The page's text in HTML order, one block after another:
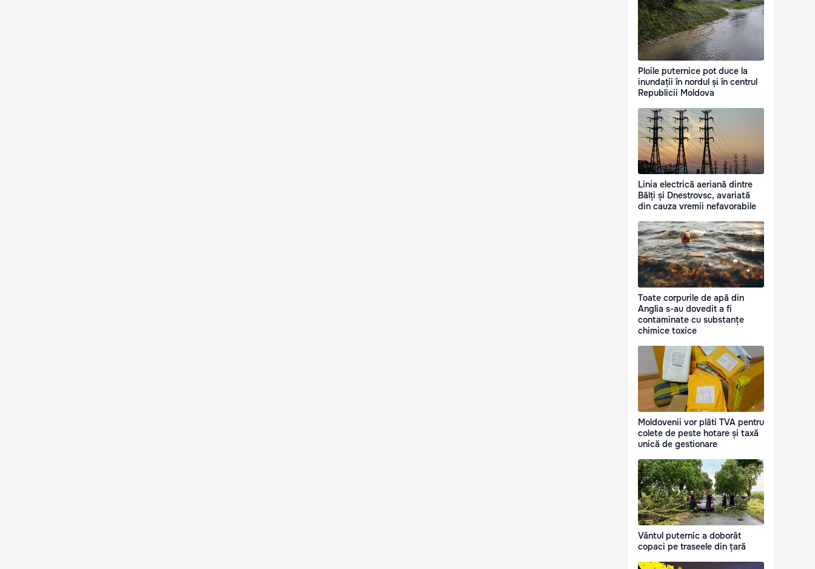
Ploile puternice pot duce la
inundații în nordul și în centrul
Republicii Moldova
Linia electrică aeriană dintre
Bălți și Dnestrovsc, avariată
din cauza vremii nefavorabile
Toate corpurile de apă din
Anglia s-au dovedit a fi
contaminate cu substanțe
chimice toxice
Moldovenii vor plăti TVA pentru
colete de peste hotare și taxă
unică de gestionare
Vântul puternic a doborât
copaci pe traseele din țară